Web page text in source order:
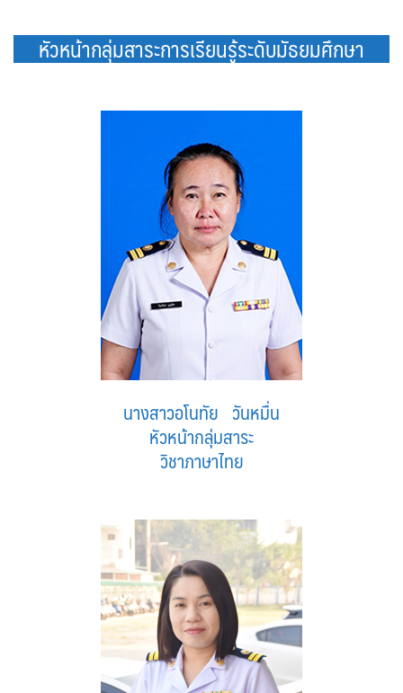
หัวหน้ากลุ่มสาระการเรียนรู้ระดับมัธยมศึกษา
นางสาวอโนทัย วันหมื่น
หัวหน้ากลุ่มสาระ
วิชาภาษาไทย